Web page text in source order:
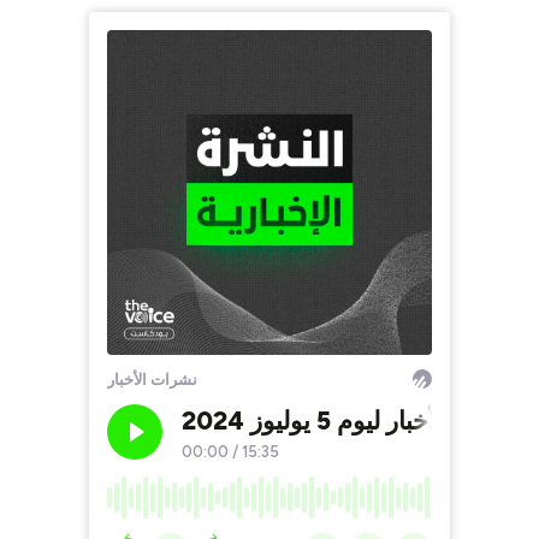
نشرات الأخبار
نشرة الأخبار ليوم 5 يوليوز 2024
00:00 / 15:35